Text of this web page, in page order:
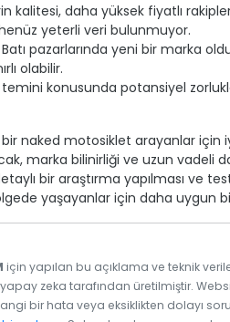
kalitesi, daha yüksek fiyatlı
yeterli veri bulunmuyor.
pazarlarında yeni bir marka
olabilir.
konusunda potansiyel
naked motosiklet arayanlar için
marka bilinirliği ve uzun vadeli
bir araştırma yapılması ve
yaşayanlar için daha uygun
için yapılan bu açıklama ve teknik
zeka tarafından üretilmiştir.
bir hata veya eksiklikten dolayı